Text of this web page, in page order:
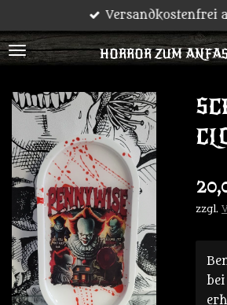
Hauptinhalt
springen
HORROR ZUM
Versandkostenfrei
zzgl.